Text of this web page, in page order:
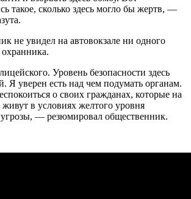
такое, сколько здесь могло бы жертв, —
не увидел на автовокзале ни одного
Уровень безопасности здесь
Я уверен есть над чем подумать органам.
о своих гражданах, которые на
в условиях желтого уровня
угрозы, — резюмировал общественник.